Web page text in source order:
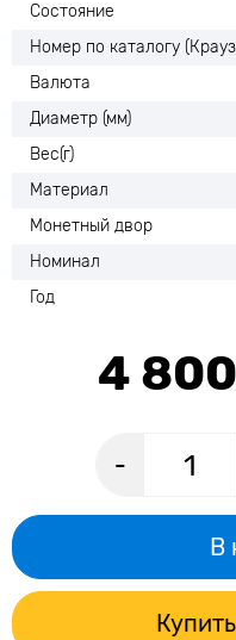
Состояние
Номер по каталогу
Валюта
Диаметр (мм)
Вес(г)
Материал
Монетный двор
Номинал
Год
4
-
В